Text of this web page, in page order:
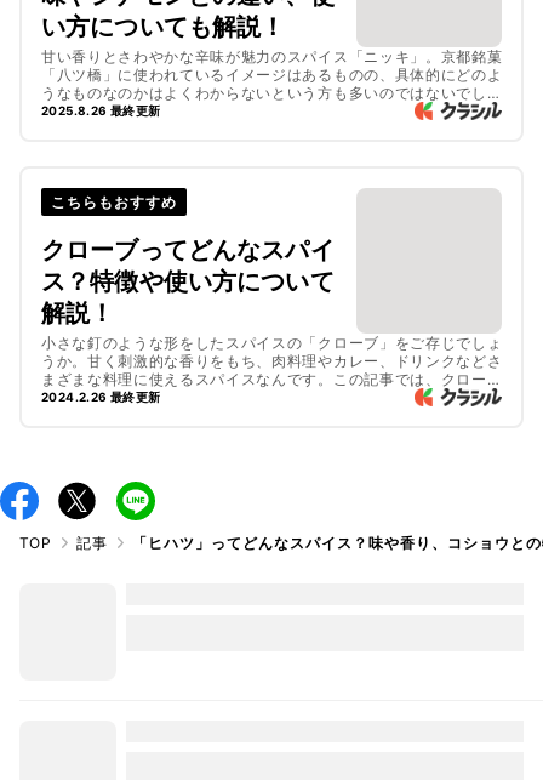
い方についても解説！
甘い香りとさわやかな辛味が魅力のスパイス「ニッキ」。京都銘菓
「八ツ橋」に使われているイメージはあるものの、具体的にどのよ
うなものなのかはよくわからないという方も多いのではないでしょ
うか。そこで今回は、ニッキの特徴や味のほか、ニッキと同じ原料
2025.8.26 最終更新
こちらもおすすめ
クローブってどんなスパイ
ス？特徴や使い方について
解説！
小さな釘のような形をしたスパイスの「クローブ」をご存じでしょ
うか。甘く刺激的な香りをもち、肉料理やカレー、ドリンクなどさ
まざまな料理に使えるスパイスなんです。この記事では、クローブ
の特徴や使い方をご紹介します。クローブを使ったおいしいレシピ
2024.2.26 最終更新
TOP 記事 「ヒハツ」ってどんなスパイス？味や香り、コショウと